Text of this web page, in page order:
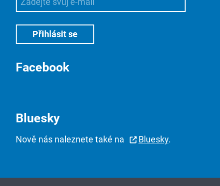
Facebook
Bluesky
Nově nás naleznete také na Bluesky.